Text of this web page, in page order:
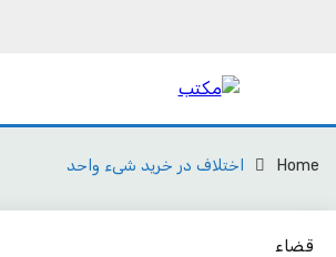
مکتب Home اختلاف در خرید شیء واحد
قضاء